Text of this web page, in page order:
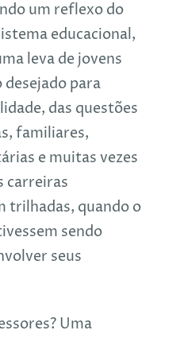
um reflexo do
educacional,
leva de jovens
desejado para
das questões
familiares,
e muitas vezes
carreiras
trilhadas, quando o
sendo
seus
Uma